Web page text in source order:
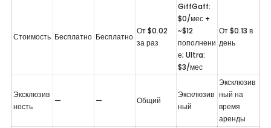
Стоимость Бесплатно Бесплатно
От $0.02
за раз
GiffGaff:
$0/мес +
~$12
пополнени
е; Ultra:
$3/мес
От $0.13 в
день
Эксклюзив
ность
— — Общий
Эксклюзив
ный
Эксклюзив
ный на
время
аренды